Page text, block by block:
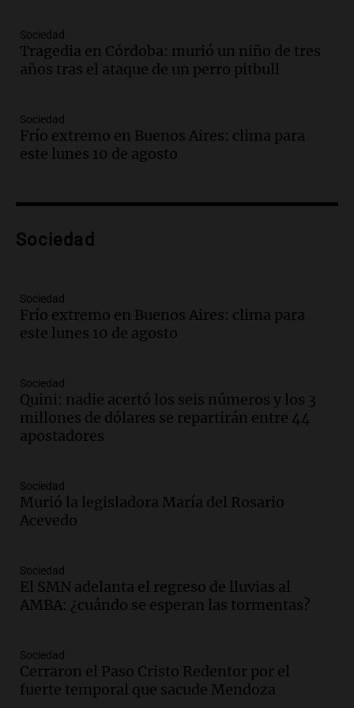
Audio.
argentino regresa al país tras conflicto
con Brasil
Audio.Bomberos asisten a senderista
con fractura de tobillo en refugio Doña
Rosa
Episodios
investigación internacional sobre asma
Episodios
Audio.Suspenden descuento en SUBE y
aumentan tarifas del SUBTE en Buenos
Episodios
Audio.Kicillof critica la desregulación
financiera y el aumento de la morosidad
Episodios
Audio.La UNT evalúa apelación ante la
Corte Suprema tras fallo que aparta a
Episodios
Audio.El cardenal Ángel Rossi advirtió
Santa Misa
Episodios
Audio.La Bulaya se prepara para el cierre
Sociedad
Tragedia en Córdoba: murió un niño de tres
años tras el ataque de un perro pitbull
Sociedad
Frío extremo en Buenos Aires: clima para
este lunes 10 de agosto
Sociedad
Sociedad
Frío extremo en Buenos Aires: clima para
este lunes 10 de agosto
Sociedad
Quini: nadie acertó los seis números y los 3
millones de dólares se repartirán entre 44
apostadores
Sociedad
Murió la legisladora María del Rosario
Acevedo
Sociedad
El SMN adelanta el regreso de lluvias al
AMBA: ¿cuándo se esperan las tormentas?
Sociedad
Cerraron el Paso Cristo Redentor por el
fuerte temporal que sacude Mendoza